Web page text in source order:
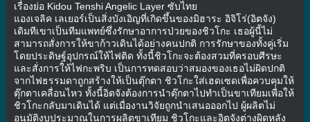
เรื่องย่อ Kidou Tenshi Angelic Layer ซับไทย
แองเจลิค เลเยอร์เป็นสิ่งบังเอิญที่เกิดขึ้นของมิฮาระ อิจิโร่(อิตจัง)
เดิมทีเขาเป็นทีมแพทย์ซึ่งรักษาอาการป่วยของชิวโกะ เธอผู้นี้ไม่
สามารถสั่งการให้ขาก้าวเดินได้อย่างคนปกติ การรักษาของทั้งคู่เริ่ม
โดยประดิษฐ์อุปกรณ์ให้ไฟติด ทั้งนี้ชิวโกะจะต้องสวมที่ครอบศีรษะ
และสั่งการให้ไฟกะพริบ เป็นการทดสอบว่าสมองของเธอไม่ผิดปกติ
จากไฟธรรมดาถูกสร้างให้เป็นตุ๊กตา ชิวโกะใส่เฮดเซดเพื่อควบคุมให้
ตุ๊กตาเคลื่อนไหว ทั้งนี้อิตจังต้องการนำตุ๊กตาไปทำเป็นขาเทียมเพื่อให้
ชิวโกะกลับมาเดินได้ แต่เมื่องานวิจัยถูกนำเสนอออกไป ผู้ผลิตไม่
อนุมัติงบประมาณในการผลิตขาเทียม ชิวโกะและอิตจังต่างผิดหลัง